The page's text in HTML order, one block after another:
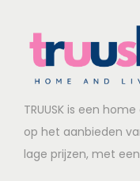
TRUUSK is een
op het aanbieden
lage prijzen, met